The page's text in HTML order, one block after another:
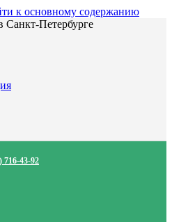
к основному содержанию
Санкт-Петербурге
716-43-92